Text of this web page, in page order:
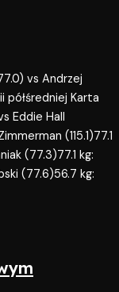
vs Andrzej
półśredniej Karta
Eddie Hall
(115.1)77.1
(77.3)77.1 kg:
(77.6)56.7 kg: